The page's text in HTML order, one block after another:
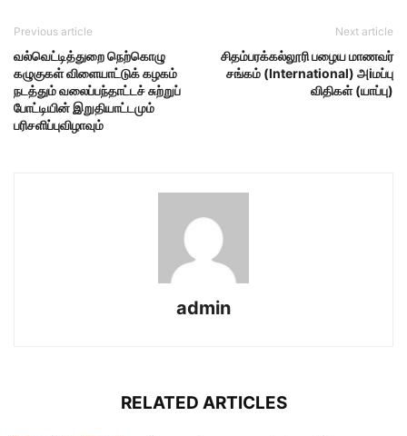
Previous article
வல்வெட்டித்துறை நெற்கொழு
கழுகுகள் விளையாட்டுக் கழகம்
நடத்தும் வலைப்பந்தாட்டச் சுற்றுப்
போட்டியின் இறுதியாட்டமும்
பரிசளிப்புவிழாவும்
Next article
சிதம்பரக்கல்லூரி பழைய மாணவர்
சங்கம் (International) அiமப்பு
விதிகள் (யாப்பு)
admin
RELATED ARTICLES